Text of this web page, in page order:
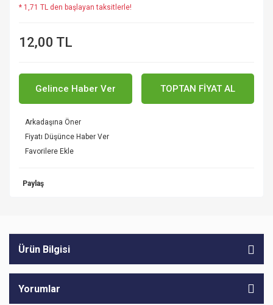
* 1,71 TL den başlayan taksitlerle!
12,00 TL
Gelince Haber Ver TOPTAN FİYAT AL
Arkadaşına Öner
Fiyatı Düşünce Haber Ver
Paylaş
Ürün Bilgisi
Yorumlar